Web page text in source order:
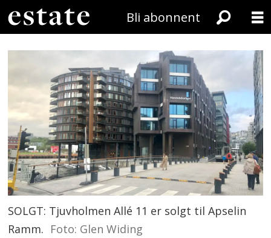
Bli abonnent
SOLGT: Tjuvholmen Allé 11 er solgt til Apselin
Ramm. Foto: Glen Widing